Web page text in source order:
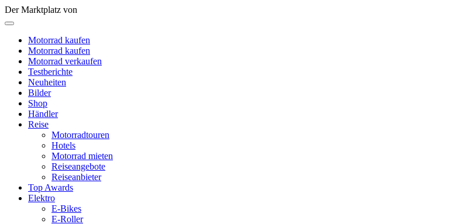
Der Marktplatz von
Motorrad kaufen
Motorrad kaufen
Motorrad verkaufen
Testberichte
Neuheiten
Bilder
Shop
Händler
Reise
Motorradtouren
Hotels
Motorrad mieten
Reiseangebote
Reiseanbieter
Top Awards
Elektro
E-Bikes
E-Roller